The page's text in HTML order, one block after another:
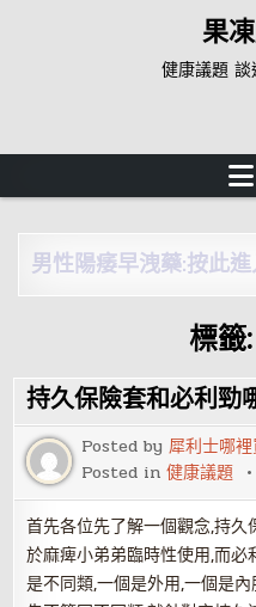
果
健康議題
男性陽痿早洩藥:按此
標籤:
持久保險套和必利勁
Posted by犀利士哪裡
Posted in健康議題
首先各位先了解一個觀念,持
於麻痺小弟弟臨時性使用,而
是不同類,一個是外用,一個是